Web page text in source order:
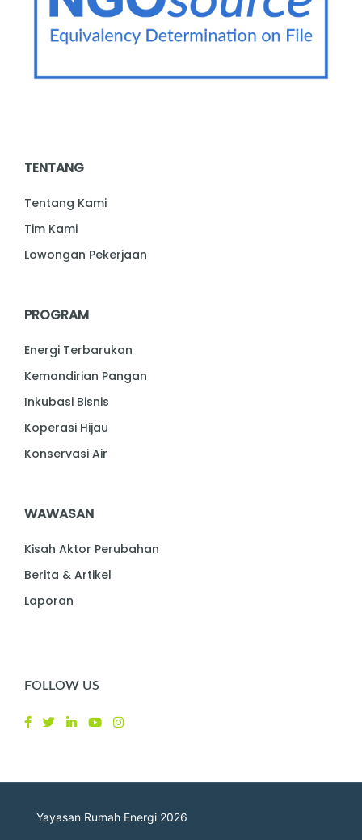
TENTANG
Tentang Kami
Tim Kami
Lowongan Pekerjaan
PROGRAM
Energi Terbarukan
Kemandirian Pangan
Inkubasi Bisnis
Koperasi Hijau
Konservasi Air
WAWASAN
Kisah Aktor Perubahan
Berita & Artikel
Laporan
FOLLOW US
Yayasan Rumah Energi 2026